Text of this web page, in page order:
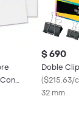
$ 690
Doble
($215.63/
32 mm